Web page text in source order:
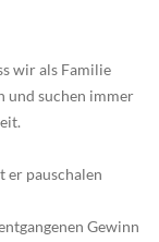
wir als Familie
und suchen immer
er pauschalen
Gewinn